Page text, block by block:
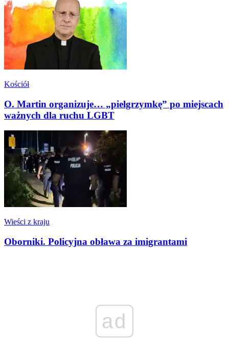
Kościół
O. Martin organizuje… „pielgrzymkę” po miejscach
ważnych dla ruchu LGBT
Wieści z kraju
Oborniki. Policyjna obława za imigrantami
ad